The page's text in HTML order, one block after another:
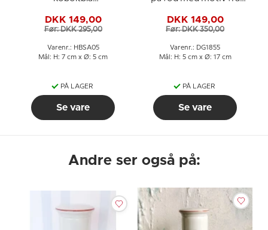
DKK 149,00
Før: DKK 295,00
Varenr.: HBSA05
Mål: H: 7 cm x Ø: 5 cm
PÅ LAGER
Se vare
Svinedrengen
DKK 149,00
Før: DKK 350,00
Varenr.: DG1855
Mål: H: 5 cm x Ø: 17 cm
PÅ LAGER
Se vare
Andre ser også på: